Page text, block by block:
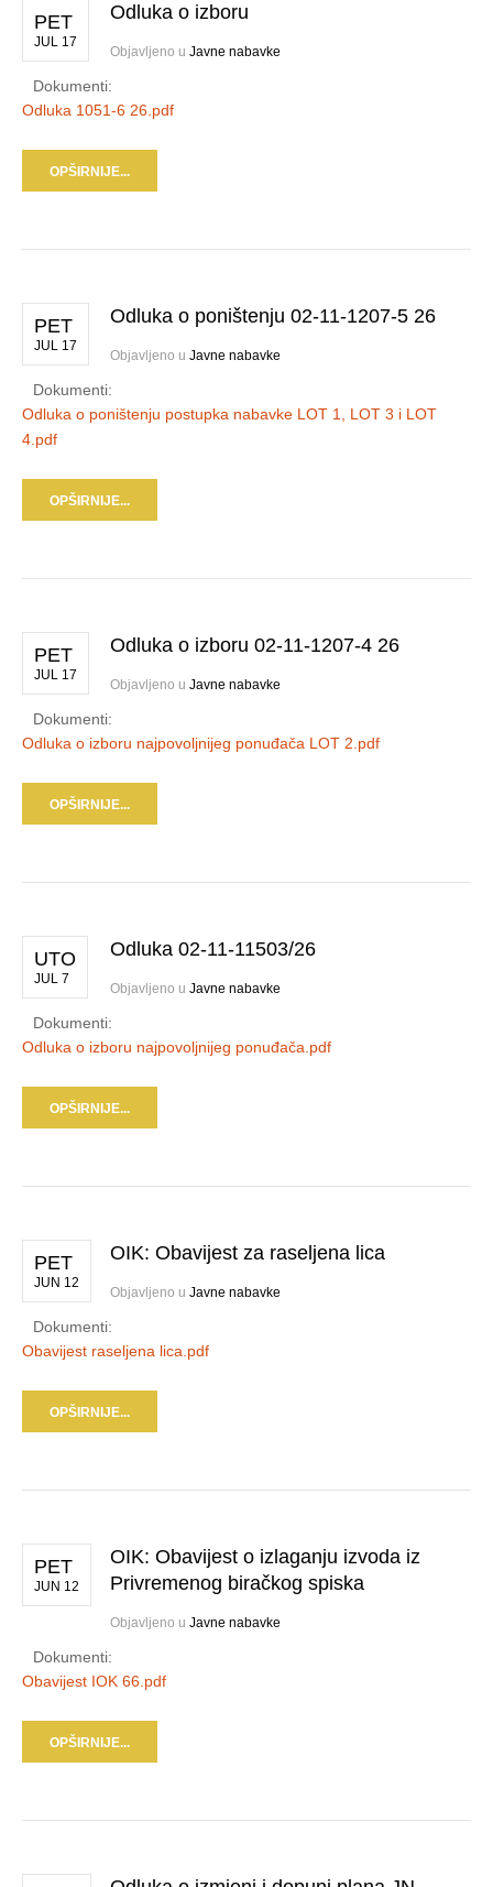
PET
JUL 17
Odluka o izboru
Objavljeno u Javne nabavke
Dokumenti:
Odluka 1051-6 26.pdf
OPŠIRNIJE...
PET
JUL 17
Odluka o poništenju 02-11-1207-5 26
Objavljeno u Javne nabavke
Dokumenti:
Odluka o poništenju postupka nabavke LOT 1, LOT 3 i LOT
4.pdf
OPŠIRNIJE...
PET
JUL 17
Odluka o izboru 02-11-1207-4 26
Objavljeno u Javne nabavke
Dokumenti:
Odluka o izboru najpovoljnijeg ponuđača LOT 2.pdf
OPŠIRNIJE...
UTO
JUL 7
Odluka 02-11-11503/26
Objavljeno u Javne nabavke
Dokumenti:
Odluka o izboru najpovoljnijeg ponuđača.pdf
OPŠIRNIJE...
PET
JUN 12
OIK: Obavijest za raseljena lica
Objavljeno u Javne nabavke
Dokumenti:
Obavijest raseljena lica.pdf
OPŠIRNIJE...
PET
JUN 12
OIK: Obavijest o izlaganju izvoda iz
Privremenog biračkog spiska
Objavljeno u Javne nabavke
Dokumenti:
Obavijest IOK 66.pdf
OPŠIRNIJE...